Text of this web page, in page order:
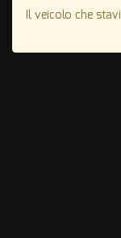
Il veicolo che